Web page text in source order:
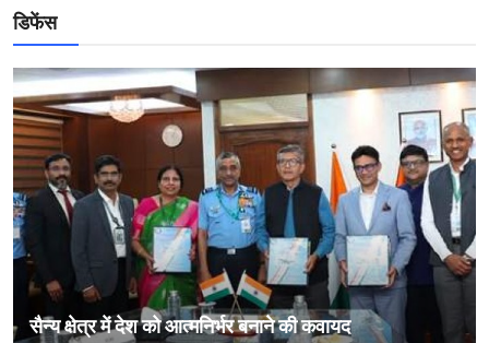
डिफेंस
सैन्य क्षेत्र में देश को आत्मनिर्भर बनाने की कवायद